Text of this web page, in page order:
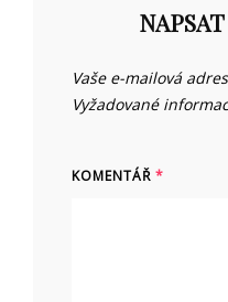
Vaše e-mailová
Vyžadované
KOMENTÁŘ *